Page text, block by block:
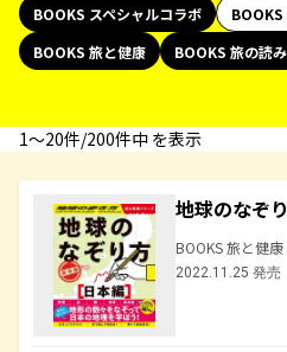
BOOKS スペシャルコラボ
BOOKS
BOOKS 旅と健康
BOOKS 旅の読
1〜20件/200件中 を表示
地球のな
BOOKS 旅と健康
2022.11.25 発売